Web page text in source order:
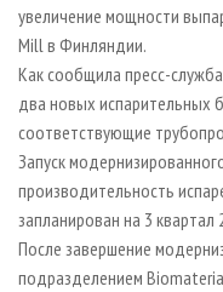
увеличение мощности
Mill в Финляндии.
Как сообщила пресс-
два новых испарительных
соответствующие
Запуск
производительность
запланирован на 3 квартал
После завершение
подразделением